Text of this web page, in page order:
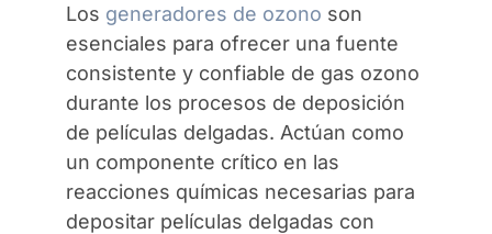
Los generadores de ozono son
esenciales para ofrecer una fuente
consistente y confiable de gas ozono
durante los procesos de deposición
de películas delgadas. Actúan como
un componente crítico en las
reacciones químicas necesarias para
depositar películas delgadas con